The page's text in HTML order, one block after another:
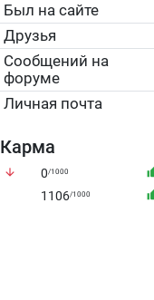
Был на сайте
Друзья
Сообщений на
форуме
Личная почта
Карма
arrow_downward 0/1000
1106/1000